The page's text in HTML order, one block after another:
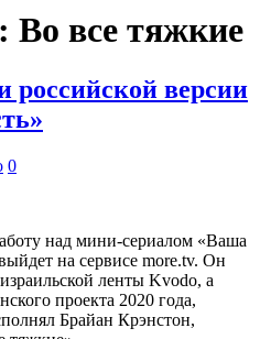
Во все тяжкие
российской версии
0
над мини-сериалом «Ваша
на сервисе more.tv. Он
ленты Kvodo, а
проекта 2020 года,
Брайан Крэнстон,